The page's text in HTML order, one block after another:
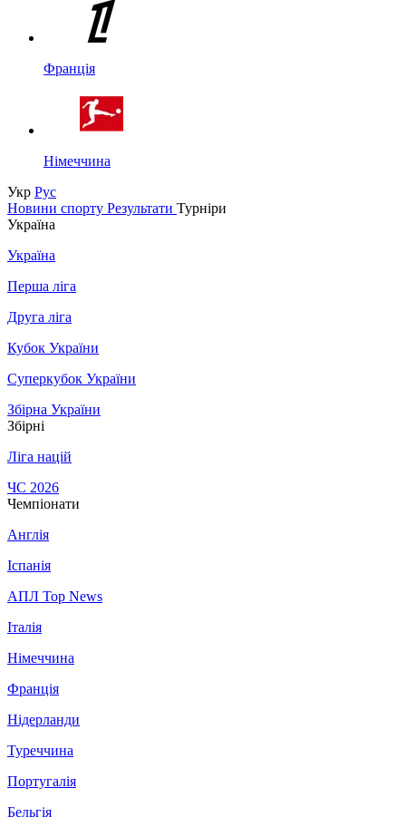
Франція
Німеччина
Укр Рус
Новини спорту Результати Турніри
Україна
Україна
Перша ліга
Друга ліга
Кубок України
Суперкубок України
Збірна України
Збірні
Ліга націй
ЧС 2026
Чемпіонати
Англія
Іспанія
АПЛ Top News
Італія
Німеччина
Франція
Нідерланди
Туреччина
Португалія
Бельгія